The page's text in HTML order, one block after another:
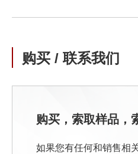
购买 / 联系我们
购买，索取样品，
如果您有任何和销售相